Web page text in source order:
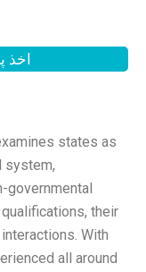
Relations
actors within the
within the scope
backgrounds
globalization